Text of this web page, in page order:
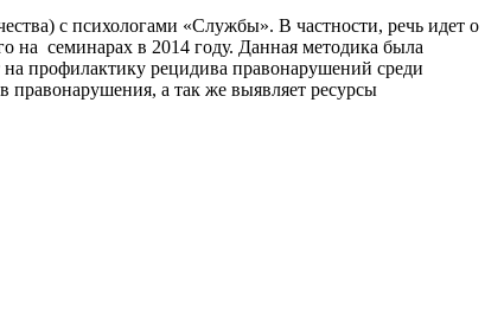
с психологами «Службы». В частности, речь идет о
на семинарах в 2014 году. Данная методика была
профилактику рецидива правонарушений среди
а так же выявляет ресурсы